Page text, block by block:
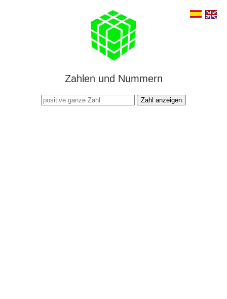
Zahlen und Nummern
Zahl anzeigen